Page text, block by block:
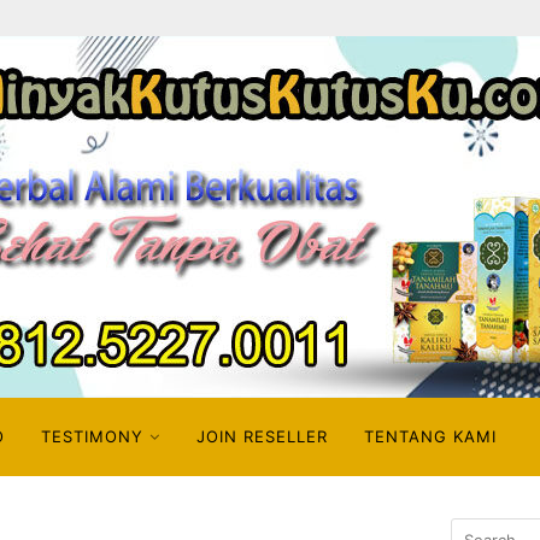
TESTIMONY JOIN RESELLER TENTANG KAMI
Search